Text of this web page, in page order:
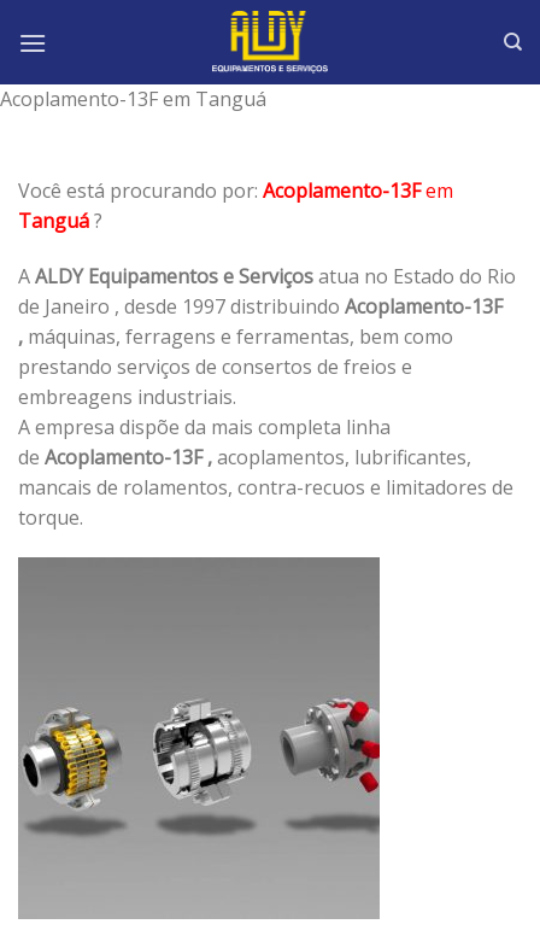
Acoplamento-13F em Tanguá
Você está procurando por: Acoplamento-13Fem
Tanguá?
AALDY Equipamentos e Serviçosatua no Estado do Rio
de Janeiro , desde 1997 distribuindo Acoplamento-13F
, máquinas, ferragens e ferramentas, bem como
prestando serviços de consertos de freios e
embreagens industriais.
A empresa dispõe da mais completa linha
de Acoplamento-13F ,acoplamentos, lubrificantes,
mancais de rolamentos, contra-recuos e limitadores de
torque.